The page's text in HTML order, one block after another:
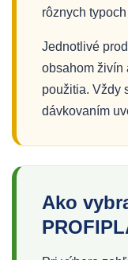
rôznych
Jednotlivé
obsahom živín
použitia. Vždy
dávkovaním
Ako